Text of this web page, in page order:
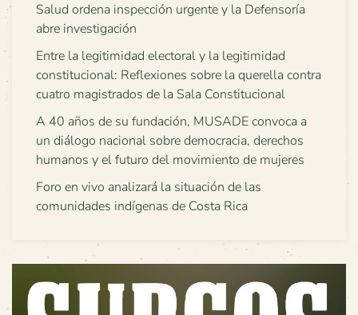
Salud ordena inspección urgente y la Defensoría
abre investigación
Entre la legitimidad electoral y la legitimidad
constitucional: Reflexiones sobre la querella contra
cuatro magistrados de la Sala Constitucional
A 40 años de su fundación, MUSADE convoca a
un diálogo nacional sobre democracia, derechos
humanos y el futuro del movimiento de mujeres
Foro en vivo analizará la situación de las
comunidades indígenas de Costa Rica